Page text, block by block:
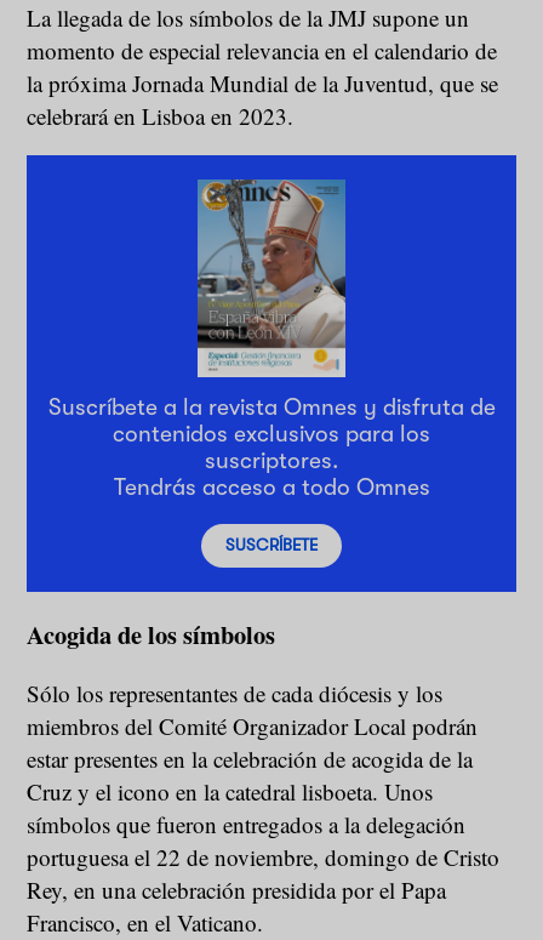
La llegada de los símbolos de la JMJ supone un
momento de especial relevancia en el calendario de
la próxima Jornada Mundial de la Juventud, que se
celebrará en Lisboa en 2023.
Suscríbete a la revista Omnes y disfruta de
contenidos exclusivos para los
suscriptores.
Tendrás acceso a todo Omnes
SUSCRÍBETE
Acogida de los símbolos
Sólo los representantes de cada diócesis y los
miembros del Comité Organizador Local podrán
estar presentes en la celebración de acogida de la
Cruz y el icono en la catedral lisboeta. Unos
símbolos que fueron entregados a la delegación
portuguesa el 22 de noviembre, domingo de Cristo
Rey, en una celebración presidida por el Papa
Francisco, en el Vaticano.